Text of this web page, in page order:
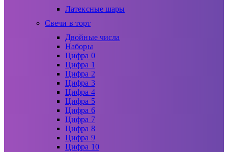
Латексные шары
Свечи в торт
Двойные числа
Наборы
Цифра 0
Цифра 1
Цифра 2
Цифра 3
Цифра 4
Цифра 5
Цифра 6
Цифра 7
Цифра 8
Цифра 9
Цифра 10